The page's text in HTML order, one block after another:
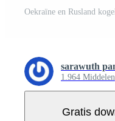
Oekraïne en Rusland
sarawuth
1.964 Middelen
Gratis